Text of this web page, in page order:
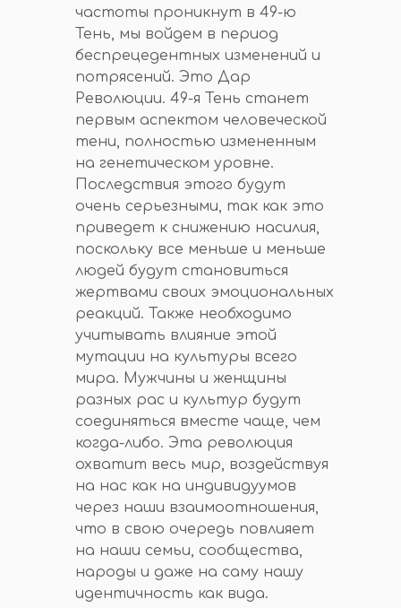
частоты проникнут в 49-ю
Тень, мы войдем в период
беспрецедентных изменений и
потрясений. Это Дар
Революции. 49-я Тень станет
первым аспектом человеческой
тени, полностью измененным
на генетическом уровне.
Последствия этого будут
очень серьезными, так как это
приведет к снижению насилия,
поскольку все меньше и меньше
людей будут становиться
жертвами своих эмоциональных
реакций. Также необходимо
учитывать влияние этой
мутации на культуры всего
мира. Мужчины и женщины
разных рас и культур будут
соединяться вместе чаще, чем
когда-либо. Эта революция
охватит весь мир, воздействуя
на нас как на индивидуумов
через наши взаимоотношения,
что в свою очередь повлияет
на наши семьи, сообщества,
народы и даже на саму нашу
идентичность как вида.